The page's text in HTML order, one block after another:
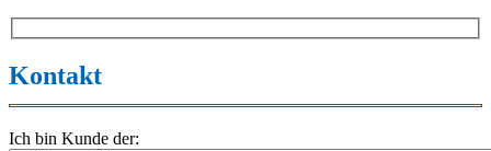
Kontakt
Ich bin Kunde der: